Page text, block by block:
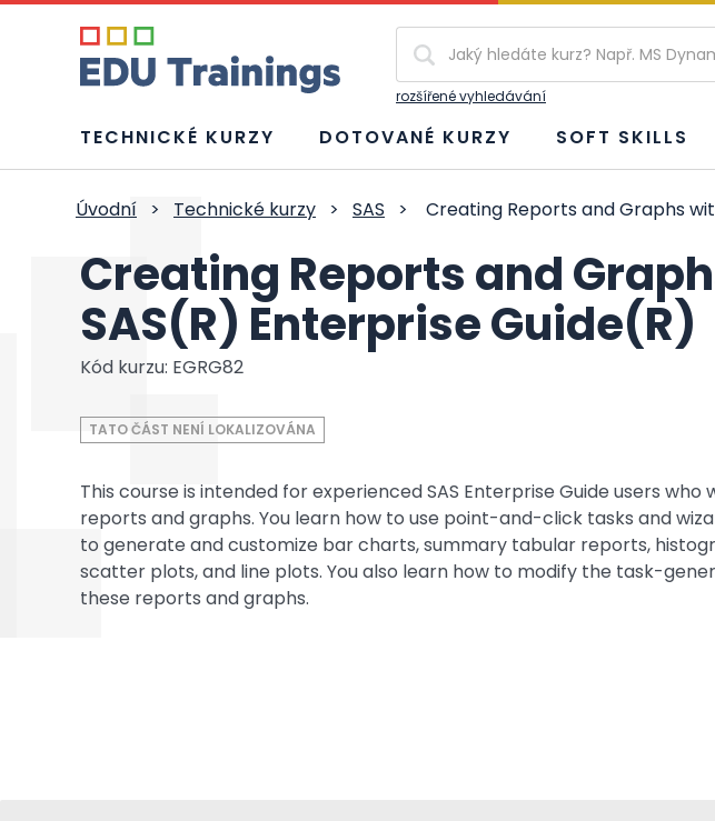
rozšířené vyhledávání
TECHNICKÉ KURZY DOTOVANÉ KURZY SOFT SKILLS
Úvodní > Technické kurzy > SAS > Creating Reports and Graphs
Creating Reports and
SAS(R) Enterprise Guide(R)
Kód kurzu: EGRG82
TATO ČÁST NENÍ LOKALIZOVÁNA
This course is intended for experienced SAS Enterprise Guide users
reports and graphs. You learn how to use point-and-click tasks and
to generate and customize bar charts, summary tabular reports,
scatter plots, and line plots. You also learn how to modify the task-
these reports and graphs.